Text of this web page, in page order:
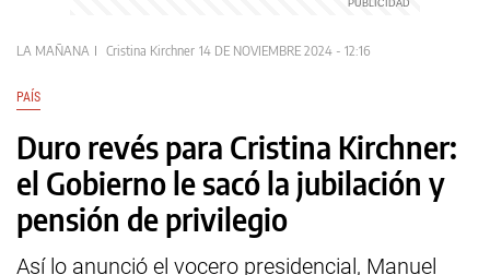
LA MAÑANA Cristina Kirchner 14 DE NOVIEMBRE 2024 - 12:16
PAÍS
Duro revés para Cristina Kirchner:
el Gobierno le sacó la jubilación y
pensión de privilegio
Así lo anunció el vocero presidencial, Manuel